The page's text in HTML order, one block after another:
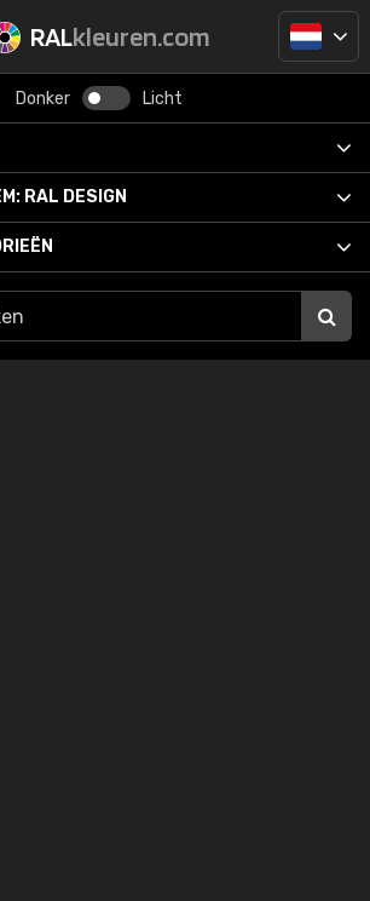
RALkleuren.com
Donker Licht
RAL DESIGN